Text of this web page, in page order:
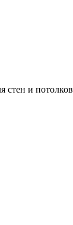
стен и потолков